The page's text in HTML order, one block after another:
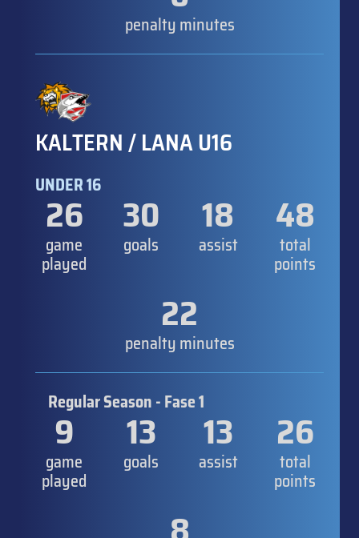
penalty minutes
KALTERN / LANA U16
UNDER 16
26
game
played
30
goals
18
assist
48
total
points
22
penalty minutes
Regular Season - Fase 1
9
game
played
13
goals
13
assist
26
total
points